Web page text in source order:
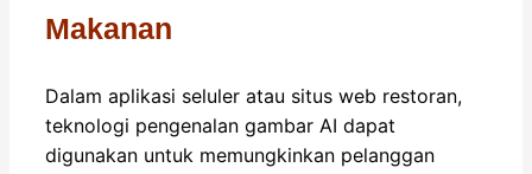
Makanan
Dalam aplikasi seluler atau situs web restoran,
teknologi pengenalan gambar AI dapat
digunakan untuk memungkinkan pelanggan